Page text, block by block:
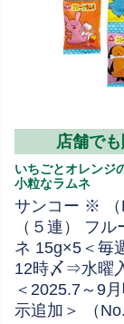
店舗で
いちごとオレンジ
小粒なラムネ
サンコー ※ （
（５連） フル
ネ 15g×5＜毎
12時〆⇒水曜
＜2025.7～9
示追加＞ （